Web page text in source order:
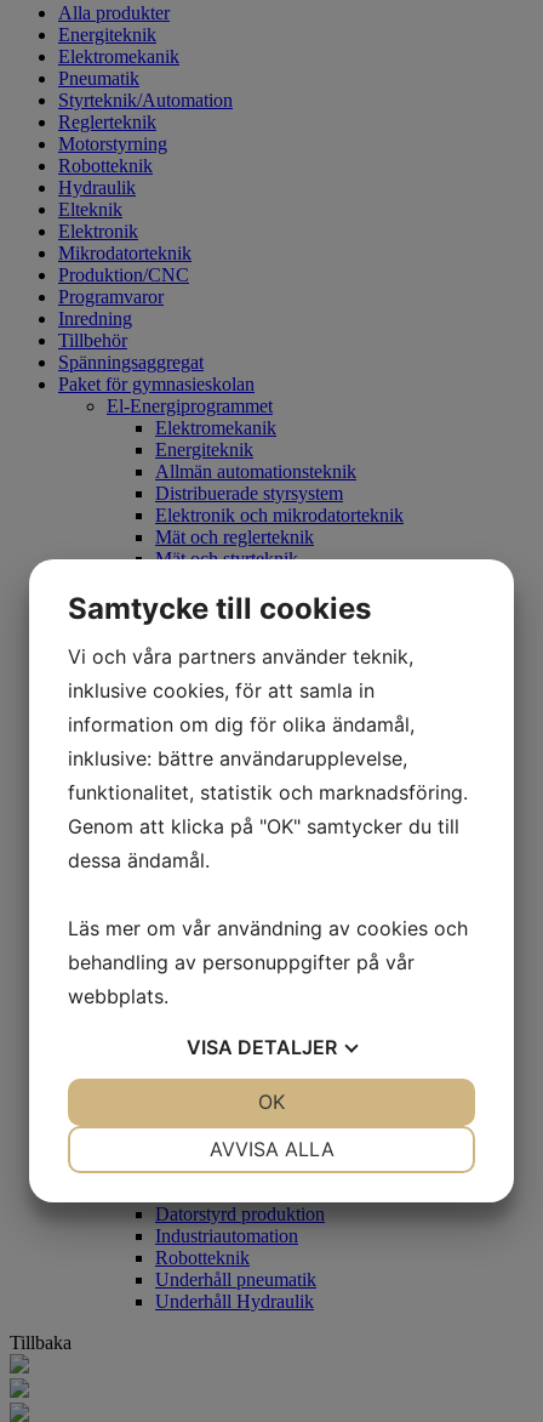
Alla produkter
Energiteknik
Elektromekanik
Pneumatik
Styrteknik/Automation
Reglerteknik
Motorstyrning
Robotteknik
Hydraulik
Elteknik
Elektronik
Mikrodatorteknik
Produktion/CNC
Programvaror
Inredning
Tillbehör
Spänningsaggregat
Paket för gymnasieskolan
El-Energiprogrammet
Elektromekanik
Energiteknik
Allmän automationsteknik
Distribuerade styrsystem
Elektronik och mikrodatorteknik
Mät och reglerteknik
Mät och styrteknik
Processmätteknik 2
Processreglering
Programmerbara styrsystem
Robotteknik
Ellära 1
Praktisk Ellära
Elmotordrivsystem
Fastighetsautomation 1
Industriautomation
Industriell IT
Mekatronik 1
Teknikprogrammet
Mekatronik 1
Mekatronik 2
Programmering 1
Teknik 2
Industriell IT
Fordonsprogrammet
Lastbilsmonterad hydraulik och pneumatik
Mobil hydraulik 1
Underhåll hydraulik och pneumatik
Datorstyrd produktion
Industriautomation
Robotteknik
Underhåll pneumatik
Underhåll Hydraulik
Tillbaka
Samtycke till cookies
Vi och våra partners använder teknik,
inklusive cookies, för att samla in
information om dig för olika ändamål,
inklusive: bättre användarupplevelse,
funktionalitet, statistik och marknadsföring.
Genom att klicka på "OK" samtycker du till
dessa ändamål.
Läs mer om vår användning av cookies och
behandling av personuppgifter på vår
webbplats.
VISA DETALJER
MARKNADSFÖRING
AVVISA ALLA
OK